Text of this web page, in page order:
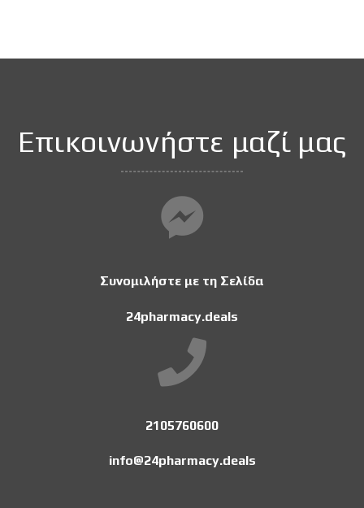
Επικοινωνήστε μαζί μας
Συνομιλήστε με τη Σελίδα
24pharmacy.deals
2105760600
info@24pharmacy.deals